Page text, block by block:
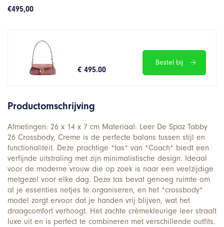
€495,00
€ 495.00
Bestel bij
Productomschrijving
Afmetingen: 26 x 14 x 7 cm Materiaal: Leer De Spaz Tabby
26 Crossbody, Creme is de perfecte balans tussen stijl en
functionaliteit. Deze prachtige *tas* van *Coach* biedt een
verfijnde uitstraling met zijn minimalistische design. Ideaal
voor de moderne vrouw die op zoek is naar een veelzijdige
metgezel voor elke dag. Deze tas bevat genoeg ruimte om
al je essenties netjes te organiseren, en het *crossbody*
model zorgt ervoor dat je handen vrij blijven, wat het
draagcomfort verhoogt. Het zachte crèmekleurige leer straalt
luxe uit en is perfect te combineren met verschillende outfits.